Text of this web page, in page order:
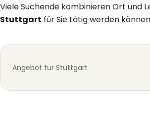
Viele Suchende kombinieren Ort und
Stuttgart für Sie tätig werden
Angebot für Stuttgart